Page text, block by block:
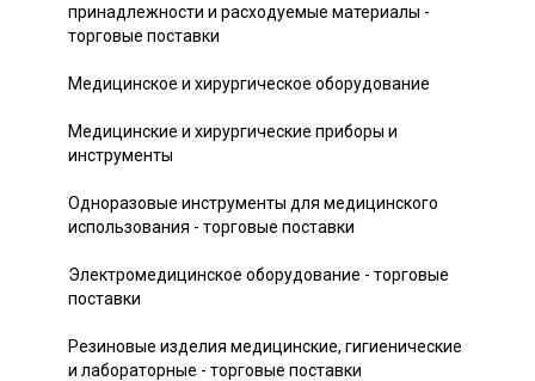
принадлежности и расходуемые материалы -
торговые поставки
Медицинское и хирургическое оборудование
Медицинские и хирургические приборы и
инструменты
Одноразовые инструменты для медицинского
использования - торговые поставки
Электромедицинское оборудование - торговые
поставки
Резиновые изделия медицинские, гигиенические
и лабораторные - торговые поставки